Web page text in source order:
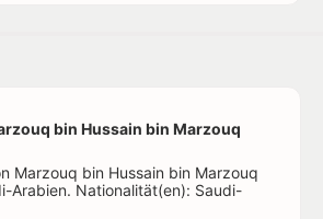
bin Hussain bin Marzouq
Marzouq bin Hussain bin Marzouq
Arabien. Nationalität(en): Saudi-